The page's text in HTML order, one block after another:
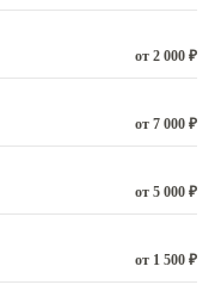
от 2 000 ₽
от 7 000 ₽
от 5 000 ₽
от 1 500 ₽